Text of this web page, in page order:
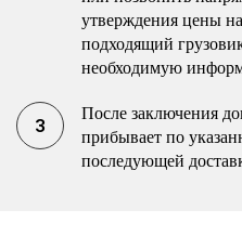
утверждения цены
подходящий
необходимую
После заключения
прибывает по
последующей